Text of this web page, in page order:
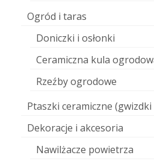
Ogród i taras
Doniczki i osłonki
Ceramiczna kula
Rzeźby ogrodowe
Ptaszki ceramiczne
Dekoracje i akcesoria
Nawilżacze powietrza